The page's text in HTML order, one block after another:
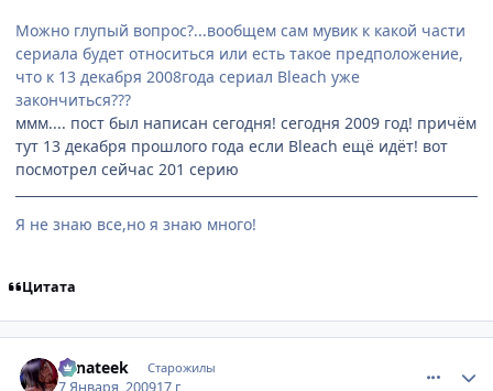
Можно глупый вопрос?...вообщем сам мувик к какой части
сериала будет относиться или есть такое предположение,
что к 13 декабря 2008года сериал Bleach уже
закончиться???
ммм.... пост был написан сегодня! сегодня 2009 год! причём
тут 13 декабря прошлого года если Bleach ещё идёт! вот
посмотрел сейчас 201 серию
Я не знаю все,но я знаю много!
Цитата
Fanateek Старожилы